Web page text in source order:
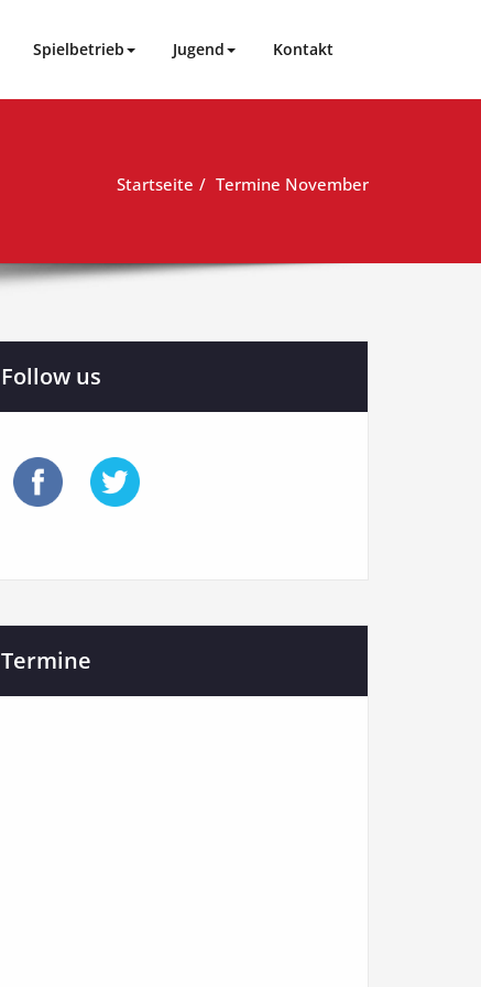
Spielbetrieb Jugend Kontakt
Startseite Termine November
Follow us
Termine